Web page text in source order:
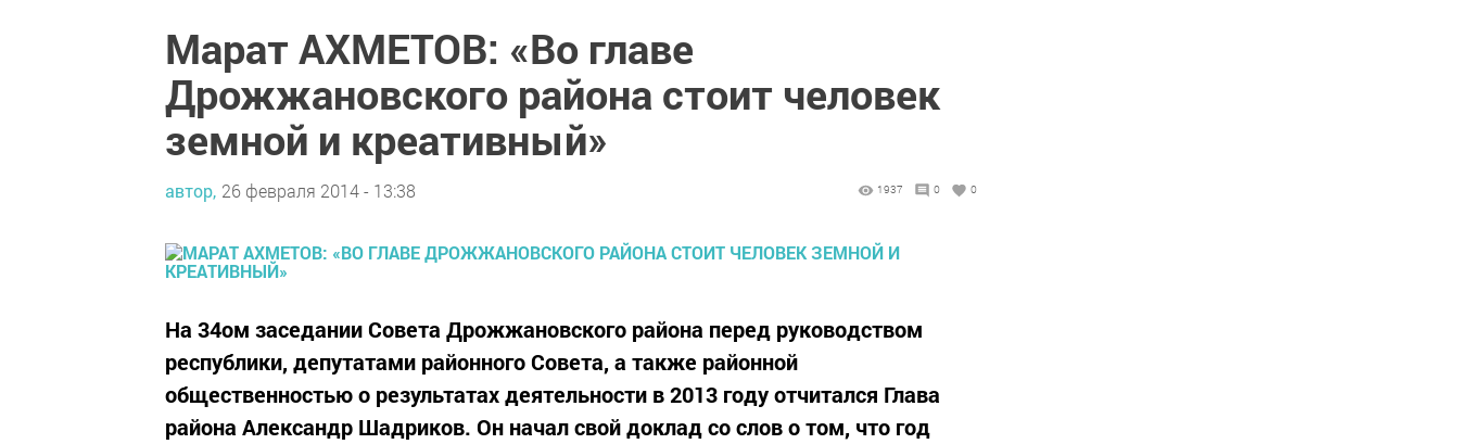
Марат АХМЕТОВ: «Во главе
Дрожжановского района стоит человек
земной и креативный»
автор, 26 февраля 2014 - 13:38 1937 0 0
На 34ом заседании Совета Дрожжановского района перед руководством
республики, депутатами районного Совета, а также районной
общественностью о результатах деятельности в 2013 году отчитался Глава
района Александр Шадриков. Он начал свой доклад со слов о том, что год